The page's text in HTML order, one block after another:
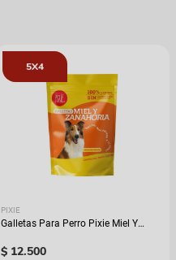
5X4
PIXIE
Galletas Para Perro Pixie Miel Y
$ 12.500